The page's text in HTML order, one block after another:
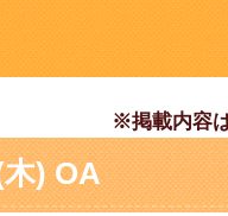
※掲載内容
) OA